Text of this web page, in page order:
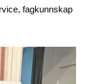
fagkunnskap